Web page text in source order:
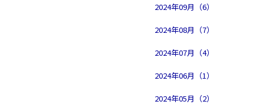
2024年09月（6）
2024年08月（7）
2024年07月（4）
2024年06月（1）
2024年05月（2）